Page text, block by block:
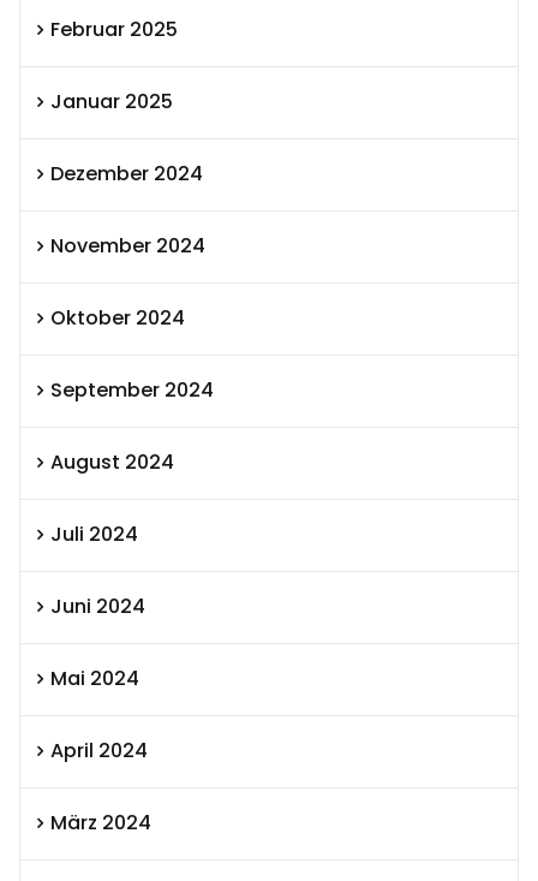
Februar 2025
Januar 2025
Dezember 2024
November 2024
Oktober 2024
September 2024
August 2024
Juli 2024
Juni 2024
Mai 2024
April 2024
März 2024